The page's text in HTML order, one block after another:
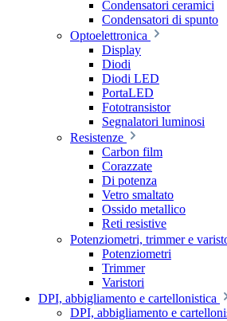
Condensatori ceramici
Condensatori di spunto
Optoelettronica
Display
Diodi
Diodi LED
PortaLED
Fototransistor
Segnalatori luminosi
Resistenze
Carbon film
Corazzate
Di potenza
Vetro smaltato
Ossido metallico
Reti resistive
Potenziometri, trimmer e
Potenziometri
Trimmer
Varistori
DPI, abbigliamento e cartellonistica
DPI, abbigliamento e